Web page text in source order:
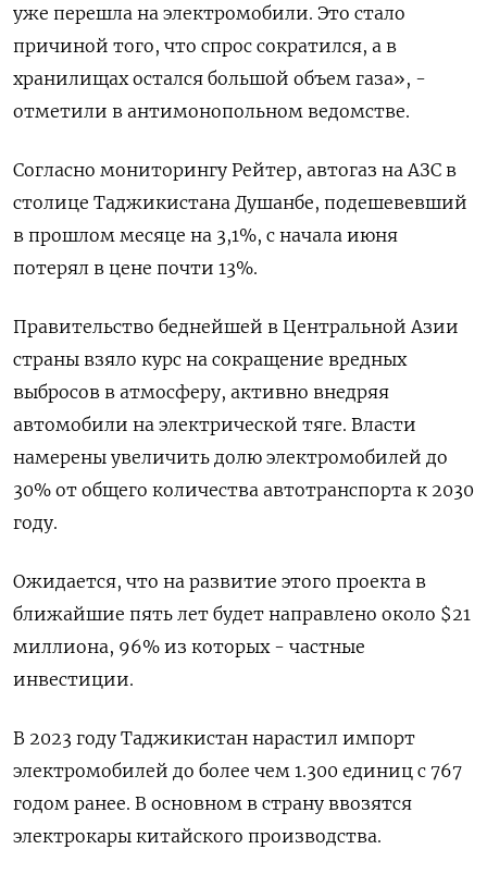
уже перешла на электромобили. Это стало
причиной того, что спрос сократился, а в
хранилищах остался большой объем газа», -
отметили в антимонопольном ведомстве.
Согласно мониторингу Рейтер, автогаз на АЗС в
столице Таджикистана Душанбе, подешевевший
в прошлом месяце на 3,1%, с начала июня
потерял в цене почти 13%.
Правительство беднейшей в Центральной Азии
страны взяло курс на сокращение вредных
выбросов в атмосферу, активно внедряя
автомобили на электрической тяге. Власти
намерены увеличить долю электромобилей до
30% от общего количества автотранспорта к 2030
году.
Ожидается, что на развитие этого проекта в
ближайшие пять лет будет направлено около $21
миллиона, 96% из которых - частные
инвестиции.
В 2023 году Таджикистан нарастил импорт
электромобилей до более чем 1.300 единиц с 767
годом ранее. В основном в страну ввозятся
электрокары китайского производства.